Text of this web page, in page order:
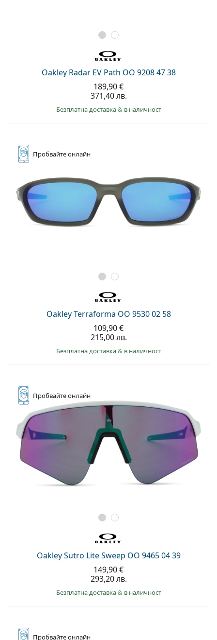
Oakley Radar EV Path OO 9208 47 38
189,90 €
371,40 лв.
Безплатна доставка& в наличност
Пробвайтеонлайн
Oakley Terraforma OO 9530 02 58
109,90 €
215,00 лв.
Безплатна доставка& в наличност
Пробвайтеонлайн
Oakley Sutro Lite Sweep OO 9465 04 39
149,90 €
293,20 лв.
Безплатна доставка& в наличност
Пробвайтеонлайн